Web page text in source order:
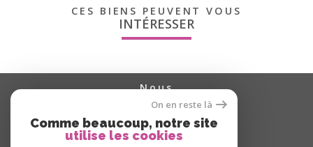
CES BIENS PEUVENT VOUS
INTÉRESSER
nous
suivre
On en reste là
Comme beaucoup, notre site
utilise les cookies